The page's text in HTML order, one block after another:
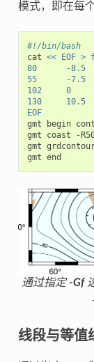
模式，即在每
#!/bin/bash
cat << EOF
80      -8.5
55      -7.5
102     0
130     10.5
EOF
gmt begin
gmt coast -
gmt
通过指定-Gf
线段与等值